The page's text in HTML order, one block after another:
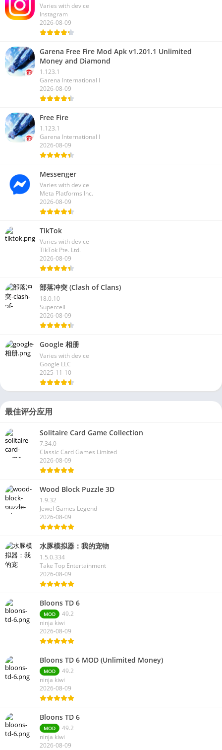
Varies with device
Instagram
2026-08-09
Garena Free Fire Mod Apk v1.201.1 Unlimited
Money and Diamond
1.123.1
Garena International I
2026-08-09
Free Fire
1.123.1
Garena International I
2026-08-09
Messenger
Varies with device
Meta Platforms Inc.
2026-08-09
TikTok
Varies with device
TikTok Pte. Ltd.
2026-08-09
部落冲突 (Clash of Clans)
18.0.10
Supercell
2026-08-09
Google 相册
Varies with device
Google LLC
2025-11-10
最佳评分应用
Solitaire Card Game Collection
7.34.0
Classic Card Games Limited
2026-08-09
Wood Block Puzzle 3D
1.9.32
Jewel Games Legend
2026-08-09
水豚模拟器：我的宠物
1.5.0.334
Take Top Entertainment
2026-08-09
Bloons TD 6
MOD
49.2
ninja kiwi
2026-08-09
Bloons TD 6 MOD (Unlimited Money)
MOD
49.2
ninja kiwi
2026-08-09
Bloons TD 6
MOD
49.2
ninja kiwi
2026-08-09